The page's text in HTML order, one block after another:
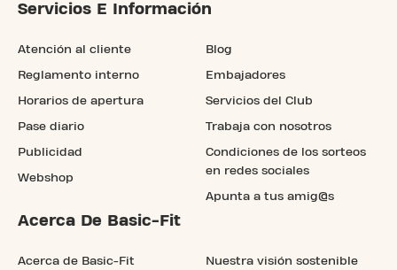
Servicios E Información
Atención al cliente
Reglamento interno
Horarios de apertura
Pase diario
Publicidad
Webshop
Blog
Embajadores
Servicios del Club
Trabaja con nosotros
Condiciones de los sorteos
en redes sociales
Apunta a tus amig@s
Acerca De Basic-Fit
Acerca de Basic-Fit Nuestra visión sostenible